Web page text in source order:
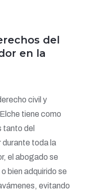
del
en la
civil y
tiene como
del
durante toda la
el abogado se
bien adquirido se
evitando